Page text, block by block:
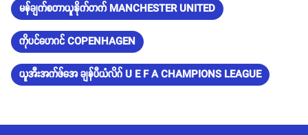
မန်ချက်စတာယူနိုက်တက် MANCHESTER UNITED
ကိုပင်ဟေဂင် COPENHAGEN
ယူအီးအက်ဖ်အေ ချန်ပီယံလိဂ် U E F A CHAMPIONS LEAGUE